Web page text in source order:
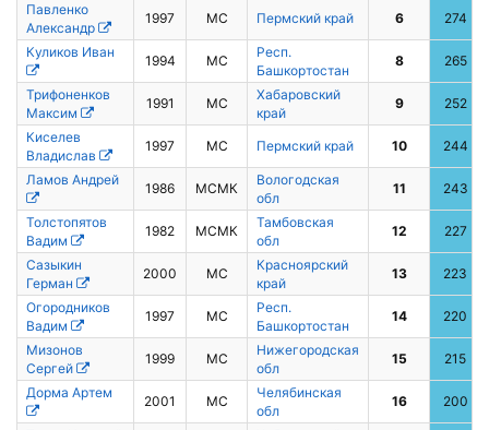
Павленко
Александр
1997 МС Пермский край 6 274
Куликов Иван
1994 МС
Респ.
Башкортостан
8 265
Трифоненков
Максим
1991 МС
Хабаровский
край
9 252
Киселев
Владислав
1997 МС Пермский край 10 244
Ламов Андрей
1986 МСМК
Вологодская
обл
11 243
Толстопятов
Вадим
1982 МСМК
Тамбовская
обл
12 227
Сазыкин
Герман
2000 МС
Красноярский
край
13 223
Огородников
Вадим
1997 МС
Респ.
Башкортостан
14 220
Мизонов
Сергей
1999 МС
Нижегородская
обл
15 215
Дорма Артем
2001 МС
Челябинская
обл
16 200